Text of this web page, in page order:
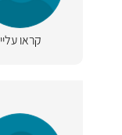
קראו עליי